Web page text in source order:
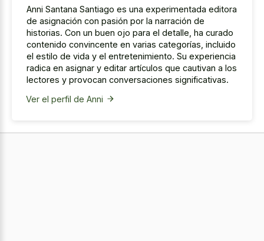
Anni Santana Santiago es una experimentada editora
de asignación con pasión por la narración de
historias. Con un buen ojo para el detalle, ha curado
contenido convincente en varias categorías, incluido
el estilo de vida y el entretenimiento. Su experiencia
radica en asignar y editar artículos que cautivan a los
lectores y provocan conversaciones significativas.
Ver el perfil de Anni